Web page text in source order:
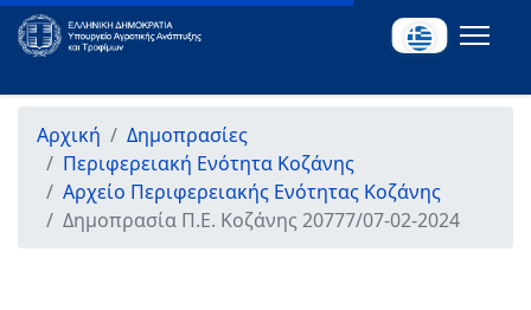
Αρχική
Δημοπρασίες
Περιφερειακή Ενότητα Κοζάνης
Αρχείο Περιφερειακής Ενότητας Κοζάνης
Δημοπρασία Π.Ε. Κοζάνης 20777/07-02-2024